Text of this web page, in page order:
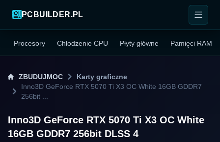
PCBUILDER.PL
Procesory Chłodzenie CPU Płyty główne Pamięci RAM
ZBUDUJMOC
Karty graficzne
Inno3D GeForce RTX 5070 Ti X3 OC White 16GB GDDR7
256bit ...
Inno3D GeForce RTX 5070 Ti X3 OC White
16GB GDDR7 256bit DLSS 4